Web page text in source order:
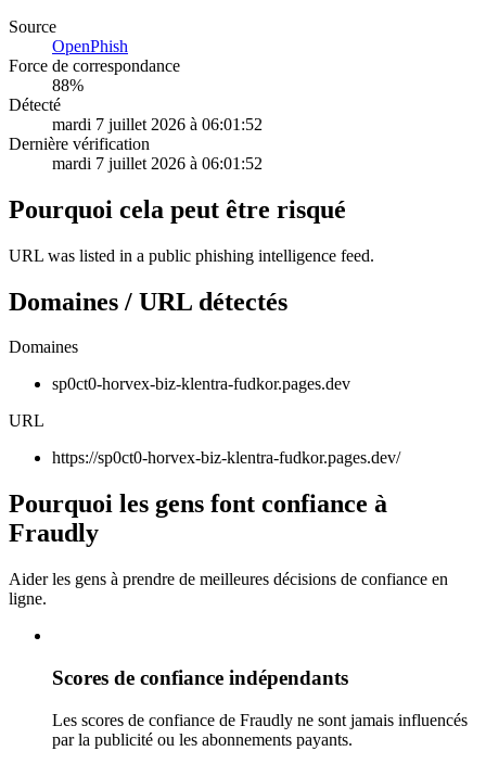
Source
OpenPhish
Force de correspondance
88%
Détecté
mardi 7 juillet 2026 à 06:01:52
Dernière vérification
mardi 7 juillet 2026 à 06:01:52
Pourquoi cela peut être risqué
URL was listed in a public phishing intelligence feed.
Domaines / URL détectés
Domaines
sp0ct0-horvex-biz-klentra-fudkor.pages.dev
URL
https://sp0ct0-horvex-biz-klentra-fudkor.pages.dev/
Pourquoi les gens font confiance à
Fraudly
Aider les gens à prendre de meilleures décisions de confiance en
ligne.
Scores de confiance indépendants
Les scores de confiance de Fraudly ne sont jamais influencés
par la publicité ou les abonnements payants.